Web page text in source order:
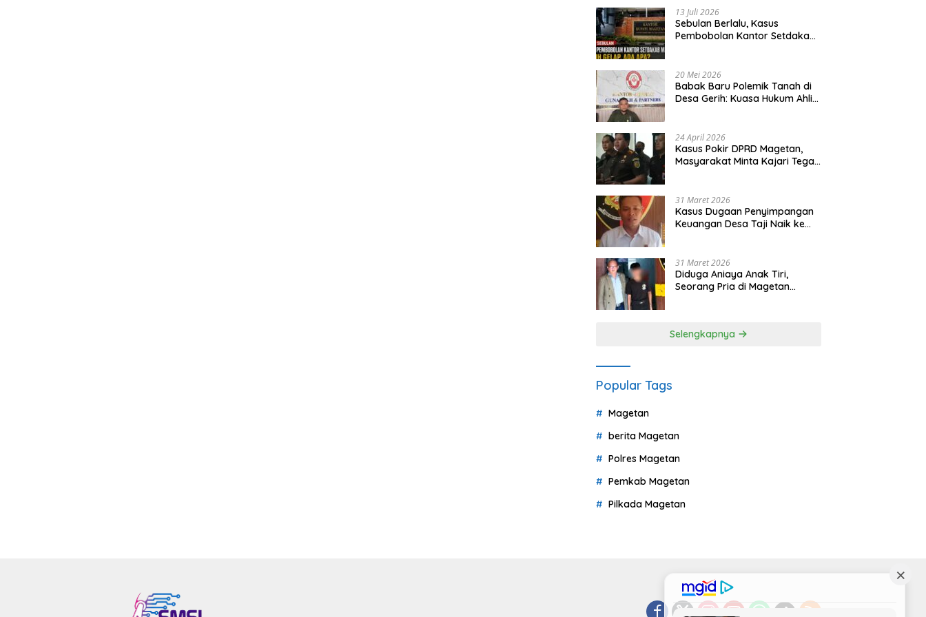
13 Juli 2026
Sebulan Berlalu, Kasus
Pembobolan Kantor Setdakab
20 Mei 2026
Babak Baru Polemik Tanah di
Desa Gerih: Kuasa Hukum Ahli
24 April 2026
Kasus Pokir DPRD Magetan,
Masyarakat Minta Kajari Tegak
31 Maret 2026
Kasus Dugaan Penyimpangan
Keuangan Desa Taji Naik ke
31 Maret 2026
Diduga Aniaya Anak Tiri,
Seorang Pria di Magetan
Selengkapnya
Popular Tags
Magetan
berita Magetan
Polres Magetan
Pemkab Magetan
Pilkada Magetan